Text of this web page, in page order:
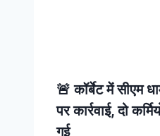
🚨 कॉर्बेट में सीएम
पर कार्रवाई, दो
गई